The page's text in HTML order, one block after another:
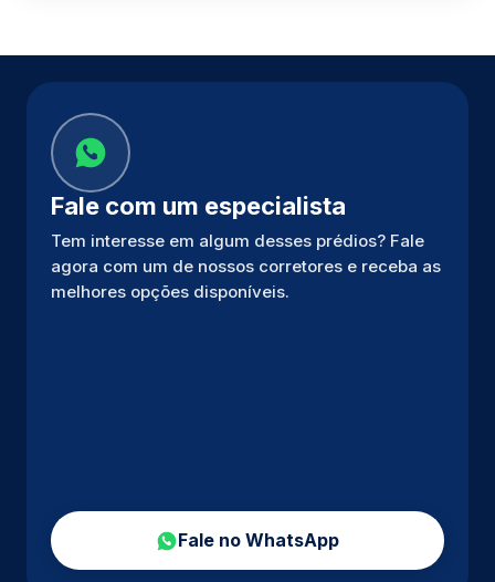
Fale com um especialista
Tem interesse em algum desses prédios? Fale
agora com um de nossos corretores e receba as
melhores opções disponíveis.
Fale no WhatsApp